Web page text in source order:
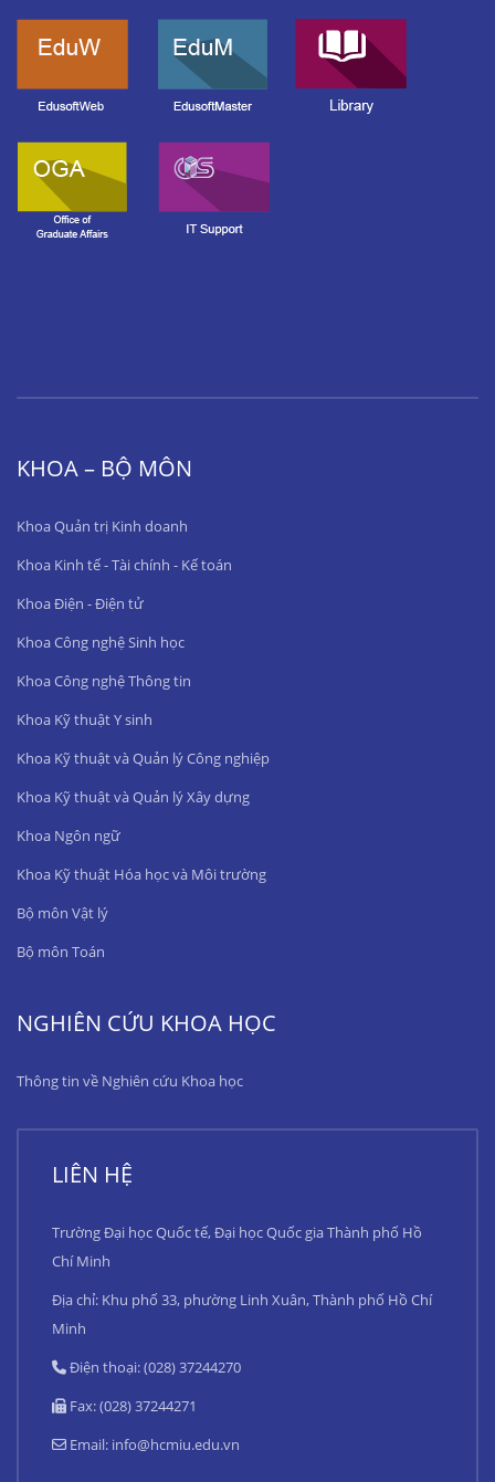
KHOA – BỘ MÔN
Khoa Quản trị Kinh doanh
Khoa Kinh tế - Tài chính - Kế toán
Khoa Điện - Điện tử
Khoa Công nghệ Sinh học
Khoa Công nghệ Thông tin
Khoa Kỹ thuật Y sinh
Khoa Kỹ thuật và Quản lý Công nghiệp
Khoa Kỹ thuật và Quản lý Xây dựng
Khoa Ngôn ngữ
Khoa Kỹ thuật Hóa học và Môi trường
Bộ môn Vật lý
Bộ môn Toán
NGHIÊN CỨU KHOA HỌC
Thông tin về Nghiên cứu Khoa học
LIÊN HỆ
Trường Đại học Quốc tế, Đại học Quốc gia Thành phố Hồ
Chí Minh
Địa chỉ: Khu phố 33, phường Linh Xuân, Thành phố Hồ Chí
Minh
Điện thoại: (028) 37244270
Fax: (028) 37244271
Email: info@hcmiu.edu.vn